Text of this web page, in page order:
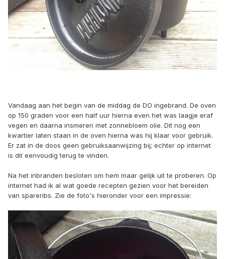
Vandaag aan het begin van de middag de DO ingebrand. De oven
op 150 graden voor een half uur hierna even het was laagje eraf
vegen en daarna insmeren met zonnebloem olie. Dit nog een
kwartier laten staan in de oven hierna was hij klaar voor gebruik.
Er zat in de doos geen gebruiksaanwijzing bij; echter op internet
is dit eenvoudig terug te vinden.
Na het inbranden besloten om hem maar gelijk uit te proberen. Op
internet had ik al wat goede recepten gezien voor het bereiden
van spareribs. Zie de foto's hieronder voor een impressie: